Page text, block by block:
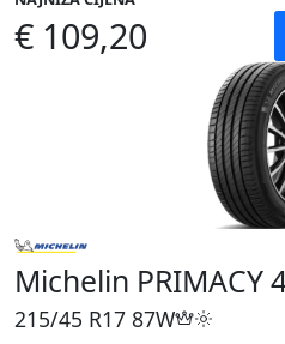
€ 109,20
Michelin PRIMACY
215/45 R17 87W